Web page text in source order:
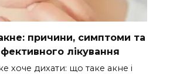
причини, симптоми та
лікування
хоче дихати: що таке акне і